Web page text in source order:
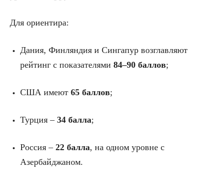
Для ориентира:
Дания, Финляндия и Сингапур возглавляют
рейтинг с показателями 84–90 баллов;
США имеют 65 баллов;
Турция – 34 балла;
Россия – 22 балла, на одном уровне с
Азербайджаном.